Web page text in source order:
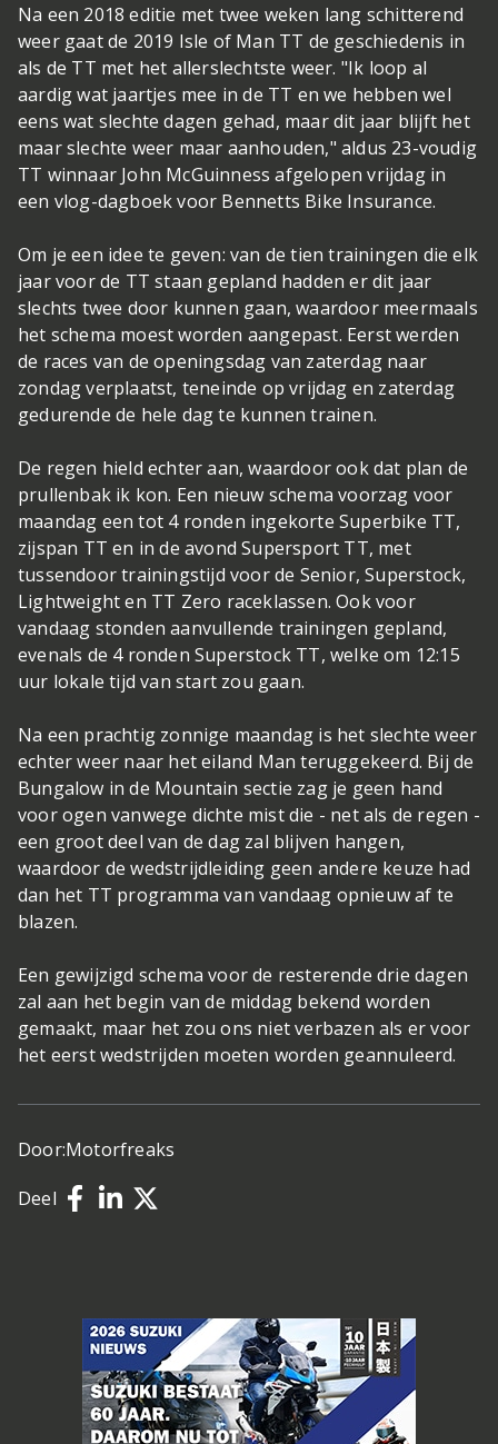
Na een 2018 editie met twee weken lang schitterend
weer gaat de 2019 Isle of Man TT de geschiedenis in
als de TT met het allerslechtste weer. "Ik loop al
aardig wat jaartjes mee in de TT en we hebben wel
eens wat slechte dagen gehad, maar dit jaar blijft het
maar slechte weer maar aanhouden," aldus 23-voudig
TT winnaar John McGuinness afgelopen vrijdag in
een vlog-dagboek voor Bennetts Bike Insurance.
Om je een idee te geven: van de tien trainingen die elk
jaar voor de TT staan gepland hadden er dit jaar
slechts twee door kunnen gaan, waardoor meermaals
het schema moest worden aangepast. Eerst werden
de races van de openingsdag van zaterdag naar
zondag verplaatst, teneinde op vrijdag en zaterdag
gedurende de hele dag te kunnen trainen.
De regen hield echter aan, waardoor ook dat plan de
prullenbak ik kon. Een nieuw schema voorzag voor
maandag een tot 4 ronden ingekorte Superbike TT,
zijspan TT en in de avond Supersport TT, met
tussendoor trainingstijd voor de Senior, Superstock,
Lightweight en TT Zero raceklassen. Ook voor
vandaag stonden aanvullende trainingen gepland,
evenals de 4 ronden Superstock TT, welke om 12:15
uur lokale tijd van start zou gaan.
Na een prachtig zonnige maandag is het slechte weer
echter weer naar het eiland Man teruggekeerd. Bij de
Bungalow in de Mountain sectie zag je geen hand
voor ogen vanwege dichte mist die - net als de regen -
een groot deel van de dag zal blijven hangen,
waardoor de wedstrijdleiding geen andere keuze had
dan het TT programma van vandaag opnieuw af te
blazen.
Een gewijzigd schema voor de resterende drie dagen
zal aan het begin van de middag bekend worden
gemaakt, maar het zou ons niet verbazen als er voor
het eerst wedstrijden moeten worden geannuleerd.
Door:Motorfreaks
Deel